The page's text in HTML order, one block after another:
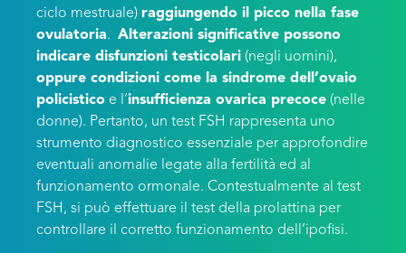
ciclo mestruale) raggiungendo il picco nella fase
ovulatoria. Alterazioni significative possono
indicare disfunzioni testicolari (negli uomini),
oppure condizioni come la sindrome dell’ovaio
policistico e l’insufficienza ovarica precoce (nelle
donne). Pertanto, un test FSH rappresenta uno
strumento diagnostico essenziale per approfondire
eventuali anomalie legate alla fertilità ed al
funzionamento ormonale. Contestualmente al test
FSH, si può effettuare il test della prolattina per
controllare il corretto funzionamento dell’ipofisi.